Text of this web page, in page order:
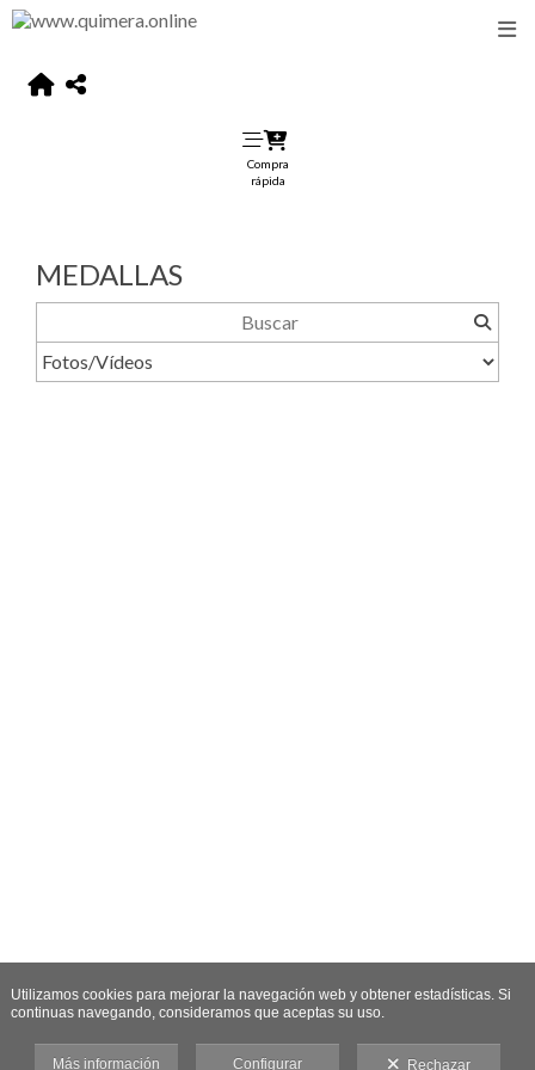
Compra
rápida
MEDALLAS
Utilizamos cookies para mejorar la navegación web y obtener estadísticas. Si
continuas navegando, consideramos que aceptas su uso.
Más información Configurar Rechazar